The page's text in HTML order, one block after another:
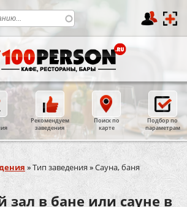
Рекомендуем
заведения
Поиск по
карте
Подбор по
параметрам
»Тип заведения»Сауна, баня
зал в бане или сауне в